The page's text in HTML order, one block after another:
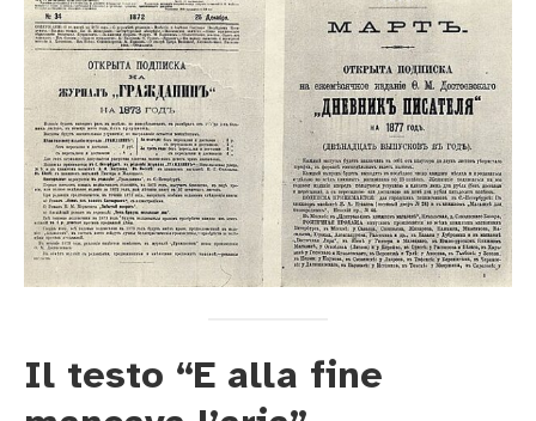
Il testo “E alla fine